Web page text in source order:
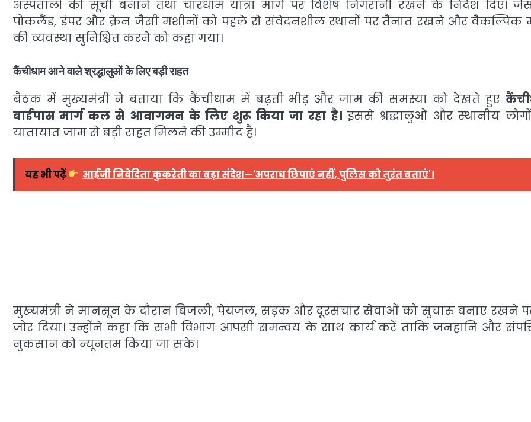
अस्पतालों की सूची बनाने तथा चारधाम यात्रा मार्ग पर विशेष निगरानी रखने के निर्देश दिए।
पोकलैंड, डंपर और क्रेन जैसी मशीनों को पहले से संवेदनशील स्थानों पर तैनात रखने और वैकल्पिक
की व्यवस्था सुनिश्चित करने को कहा गया।
कैंचीधाम आने वाले श्रद्धालुओं के लिए बड़ी राहत
बैठक में मुख्यमंत्री ने बताया कि कैंचीधाम में बढ़ती भीड़ और जाम की समस्या को देखते हुए
बाईपास मार्ग कल से आवागमन के लिए शुरू किया जा रहा है। इससे श्रद्धालुओं और स्थानीय
यातायात जाम से बड़ी राहत मिलने की उम्मीद है।
यह भी पढ़ें आईजी निवेदिता कुकरेती का बड़ा संदेश—'अपराध छिपाएं नहीं, पुलिस को तुरंत बताएं'।
मुख्यमंत्री ने मानसून के दौरान बिजली, पेयजल, सड़क और दूरसंचार सेवाओं को सुचारु बनाए रखने
जोर दिया। उन्होंने कहा कि सभी विभाग आपसी समन्वय के साथ कार्य करें ताकि जनहानि और
नुकसान को न्यूनतम किया जा सके।